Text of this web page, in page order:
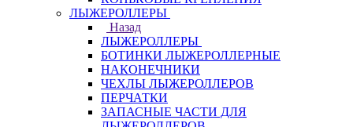
ЛЫЖЕРОЛЛЕРЫ
Назад
ЛЫЖЕРОЛЛЕРЫ
БОТИНКИ ЛЫЖЕРОЛЛЕРНЫЕ
НАКОНЕЧНИКИ
ЧЕХЛЫ ЛЫЖЕРОЛЛЕРОВ
ПЕРЧАТКИ
ЗАПАСНЫЕ ЧАСТИ ДЛЯ